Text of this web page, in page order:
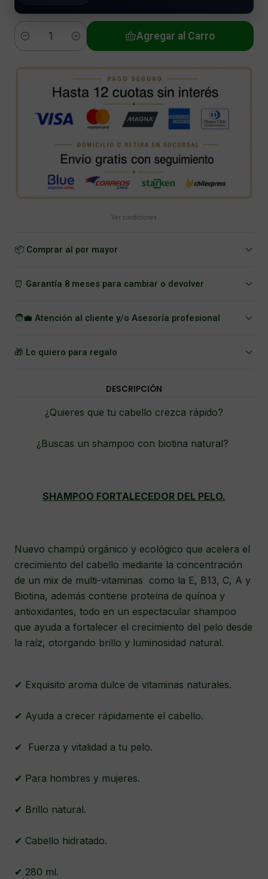
Cantidad
Agregar al Carro
Ver condiciones
📦 Comprar al por mayor
⏰ Garantía 8 meses para cambiar o devolver
🧑‍💼 Atención al cliente y/o Asesoría profesional
🎁 Lo quiero para regalo
DESCRIPCIÓN
¿Quieres que tu cabello crezca rápido?
¿Buscas un shampoo con biotina natural?
SHAMPOO FORTALECEDOR DEL PELO.
Nuevo champú orgánico y ecológico que acelera el
crecimiento del cabello mediante la concentración
de un mix de multi-vitaminas como la E, B13, C, A y
Biotina, además contiene proteína de quínoa y
antioxidantes, todo en un espectacular shampoo
que ayuda a fortalecer el crecimiento del pelo desde
la raíz, otorgando brillo y luminosidad natural.
✔ Exquisito aroma dulce de vitaminas naturales.
✔ Ayuda a crecer rápidamente el cabello.
✔ Fuerza y vitalidad a tu pelo.
✔ Para hombres y mujeres.
✔ Brillo natural.
✔ Cabello hidratado.
✔ 280 ml.